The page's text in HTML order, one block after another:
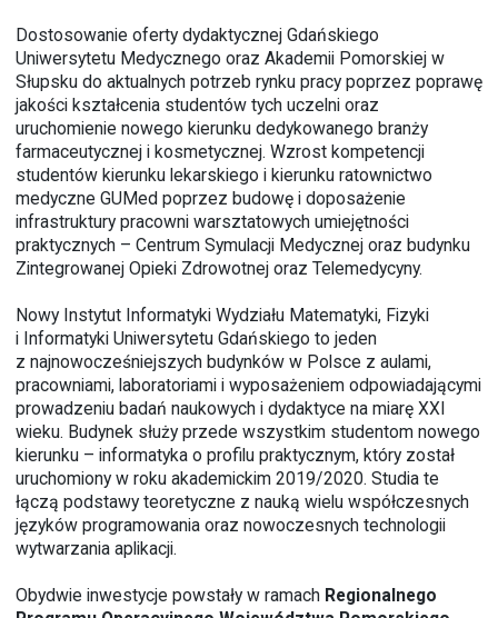
Dostosowanie oferty dydaktycznej Gdańskiego
Uniwersytetu Medycznego oraz Akademii Pomorskiej w
Słupsku do aktualnych potrzeb rynku pracy poprzez poprawę
jakości kształcenia studentów tych uczelni oraz
uruchomienie nowego kierunku dedykowanego branży
farmaceutycznej i kosmetycznej. Wzrost kompetencji
studentów kierunku lekarskiego i kierunku ratownictwo
medyczne GUMed poprzez budowę i doposażenie
infrastruktury pracowni warsztatowych umiejętności
praktycznych – Centrum Symulacji Medycznej oraz budynku
Zintegrowanej Opieki Zdrowotnej oraz Telemedycyny.
Nowy Instytut Informatyki Wydziału Matematyki, Fizyki
i Informatyki Uniwersytetu Gdańskiego to jeden
z najnowocześniejszych budynków w Polsce z aulami,
pracowniami, laboratoriami i wyposażeniem odpowiadającymi
prowadzeniu badań naukowych i dydaktyce na miarę XXI
wieku. Budynek służy przede wszystkim studentom nowego
kierunku – informatyka o profilu praktycznym, który został
uruchomiony w roku akademickim 2019/2020. Studia te
łączą podstawy teoretyczne z nauką wielu współczesnych
języków programowania oraz nowoczesnych technologii
wytwarzania aplikacji.
Obydwie inwestycje powstały w ramach Regionalnego